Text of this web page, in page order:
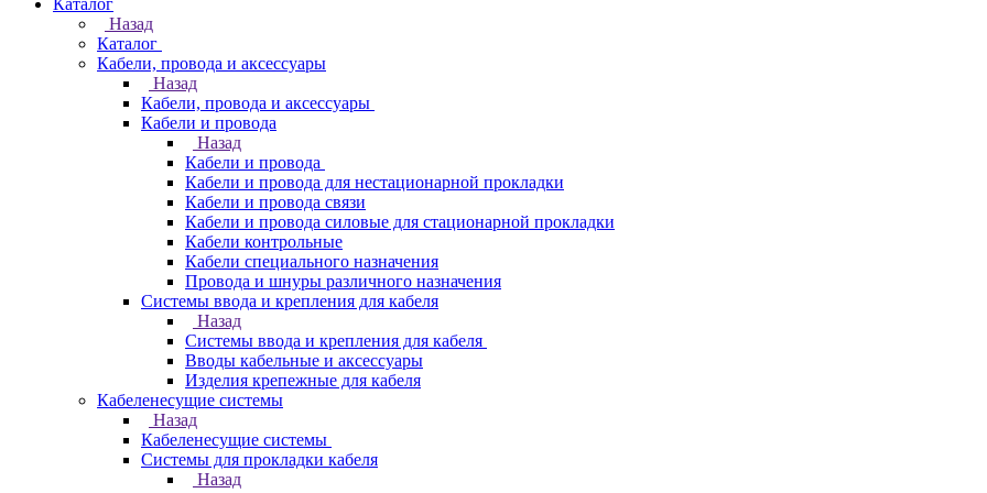
Каталог
Назад
Каталог
Кабели, провода и аксессуары
Назад
Кабели, провода и аксессуары
Кабели и провода
Назад
Кабели и провода
Кабели и провода для нестационарной прокладки
Кабели и провода связи
Кабели и провода силовые для стационарной прокладки
Кабели контрольные
Кабели специального назначения
Провода и шнуры различного назначения
Системы ввода и крепления для кабеля
Назад
Системы ввода и крепления для кабеля
Вводы кабельные и аксессуары
Изделия крепежные для кабеля
Кабеленесущие системы
Назад
Кабеленесущие системы
Системы для прокладки кабеля
Назад